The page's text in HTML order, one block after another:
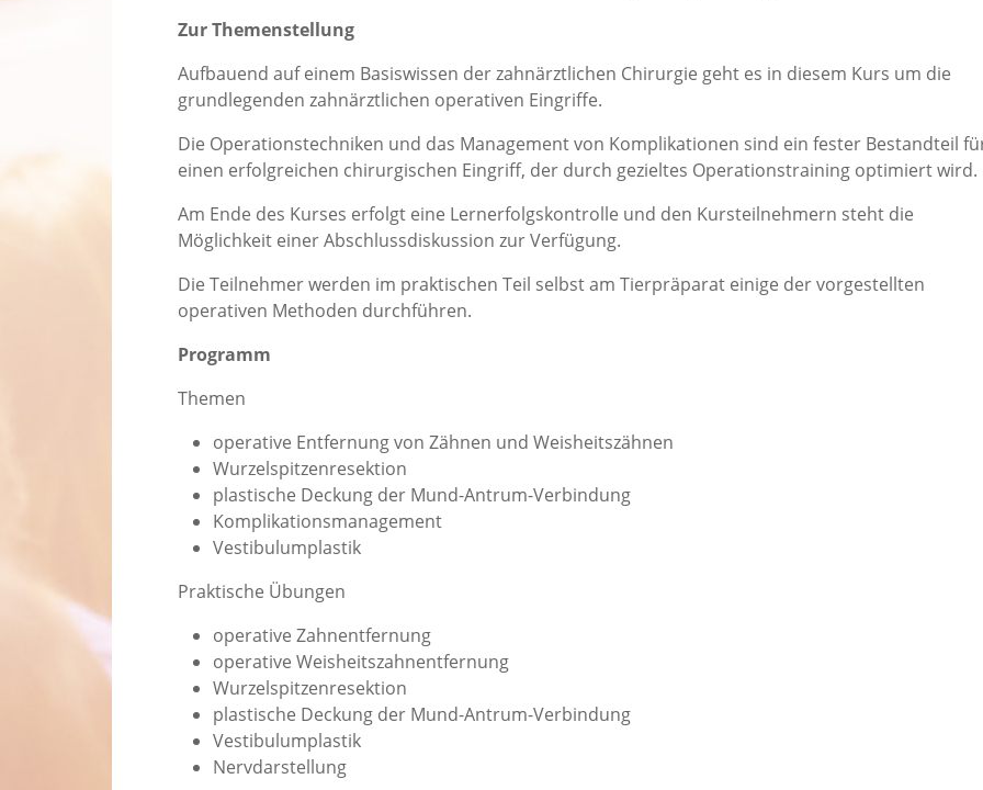
Zur Themenstellung
Aufbauend auf einem Basiswissen der zahnärztlichen Chirurgie geht es in diesem Kurs um die
grundlegenden zahnärztlichen operativen Eingriffe.
Die Operationstechniken und das Management von Komplikationen sind ein fester Bestandteil
einen erfolgreichen chirurgischen Eingriff, der durch gezieltes Operationstraining optimiert wird.
Am Ende des Kurses erfolgt eine Lernerfolgskontrolle und den Kursteilnehmern steht die
Möglichkeit einer Abschlussdiskussion zur Verfügung.
Die Teilnehmer werden im praktischen Teil selbst am Tierpräparat einige der vorgestellten
operativen Methoden durchführen.
Programm
Themen
operative Entfernung von Zähnen und Weisheitszähnen
Wurzelspitzenresektion
plastische Deckung der Mund-Antrum-Verbindung
Komplikationsmanagement
Vestibulumplastik
Praktische Übungen
operative Zahnentfernung
operative Weisheitszahnentfernung
Wurzelspitzenresektion
plastische Deckung der Mund-Antrum-Verbindung
Vestibulumplastik
Nervdarstellung